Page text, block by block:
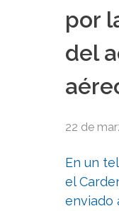
por
del
22 de
En un
el
enviado